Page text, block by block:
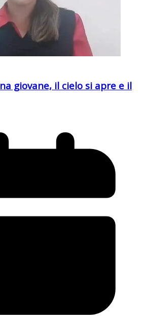
giovane, il cielo si apre e il